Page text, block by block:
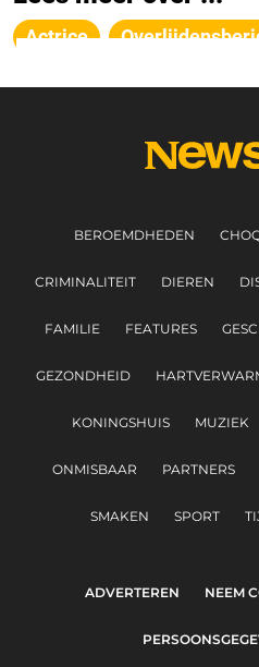
Actrice
BEROEMDHEDEN
CRIMINALITEIT DIEREN
FAMILIE FEATURES
GEZONDHEID
KONINGSHUIS MUZIEK
ONMISBAAR PARTNERS
SMAKEN SPORT
ADVERTEREN NEEM